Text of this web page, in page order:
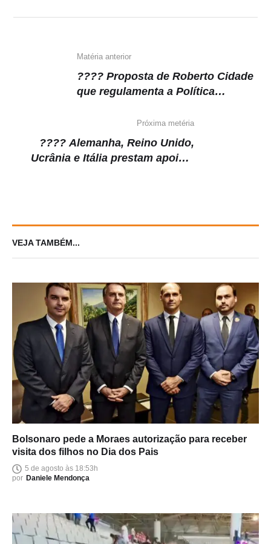
p
o
k
m n
Matéria anterior
???? Proposta de Roberto Cidade
que regulamenta a Política
Próxima metéria
???? Alemanha, Reino Unido,
Ucrânia e Itália prestam apoio a
VEJA TAMBÉM...
Bolsonaro pede a Moraes autorização para receber
visita dos filhos no Dia dos Pais
5 de agosto às 18:53h
por Daniele Mendonça